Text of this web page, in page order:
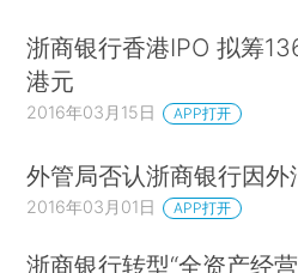
浙商银行香港IPO 拟筹
港元
2016年03月15日 APP打开
外管局否认浙商银行因外
2016年03月01日 APP打开
浙商银行转型“全资产经